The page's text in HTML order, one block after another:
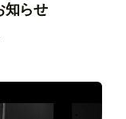
知らせ